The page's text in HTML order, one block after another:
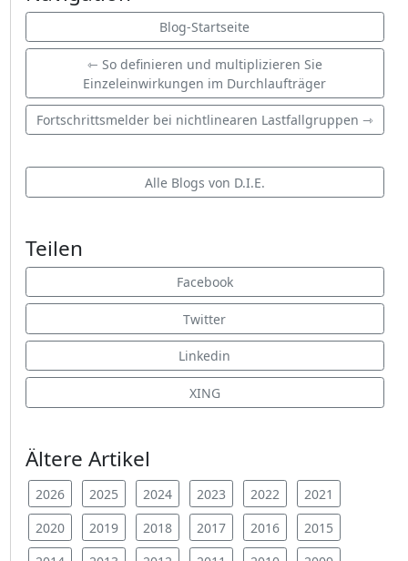
Blog-Startseite
⇽ So definieren und multiplizieren Sie
Einzeleinwirkungen im Durchlaufträger
Fortschrittsmelder bei nichtlinearen Lastfallgruppen ⇾
Alle Blogs von D.I.E.
Teilen
Facebook
Twitter
Linkedin
XING
Ältere Artikel
2026 2025 2024 2023 2022
2021
2020
2019 2018 2017 2016
2015